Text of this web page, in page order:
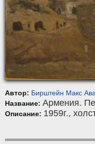
Автор: Бирштейн Макс
Название: Армения.
Описание: 1959г., холст